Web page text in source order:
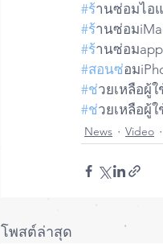
#รานซ่อมไอ
#รานซ่อม
#รานซ่อม
#สอนซอม
#ชวยเหลือผู้ใ
#ชวยเหลือผู้ใ
News Video
โพสต์ล่าสุด